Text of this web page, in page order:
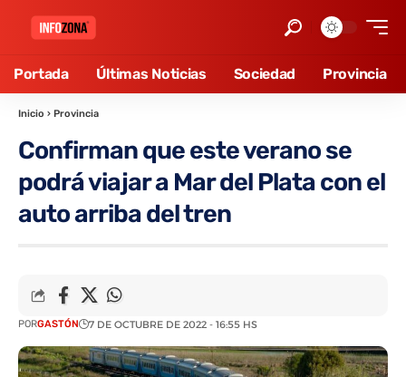
Portada Últimas Noticias Sociedad Provincia
Inicio › Provincia
Confirman que este verano se
podrá viajar a Mar del Plata con el
auto arriba del tren
PORGASTÓN 7 DE OCTUBRE DE 2022 - 16:55 HS